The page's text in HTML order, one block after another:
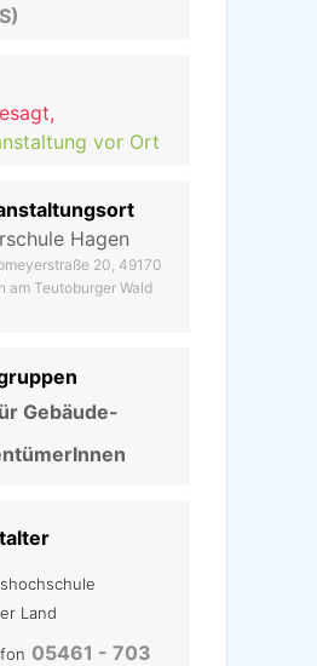
vor Ort
Hagen
20, 49170
am Teutoburger Wald
Gebäude-
Land
05461 - 703